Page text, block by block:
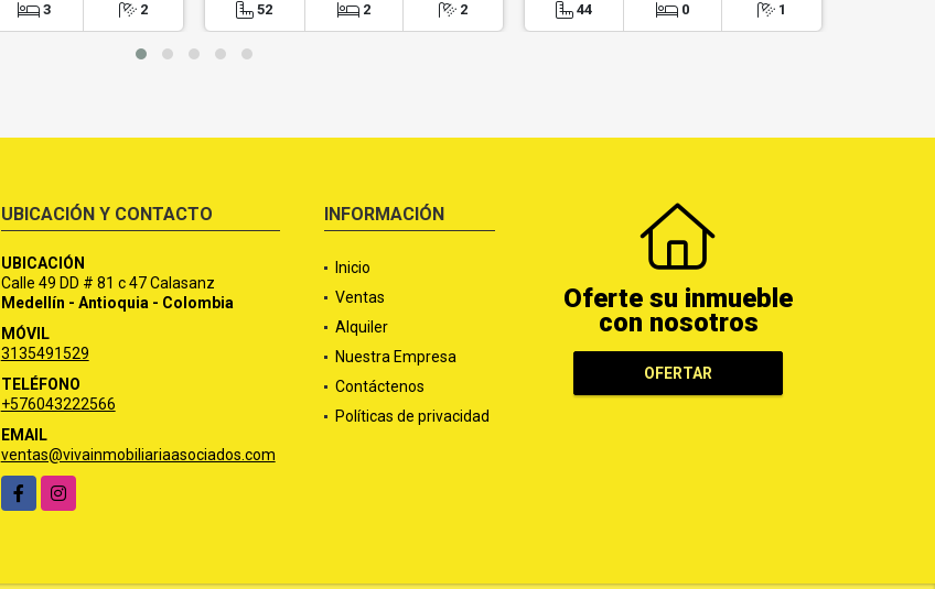
3 2 52 2 2 44 0 1
UBICACIÓN Y CONTACTO
UBICACIÓN
Calle 49 DD # 81 c 47 Calasanz
Medellín - Antioquia - Colombia
MÓVIL
3135491529
TELÉFONO
+576043222566
EMAIL
ventas@vivainmobiliariaasociados.com
FacebookInstagram
INFORMACIÓN
Inicio
Ventas
Alquiler
Nuestra Empresa
Contáctenos
Políticas de privacidad
Oferte su inmueble
con nosotros
OFERTAR